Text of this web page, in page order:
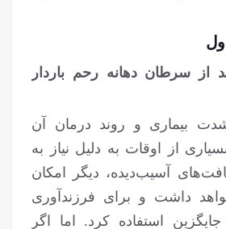
از سرطان دهانه رحم باردار
بیماری و روند درمان آن
از اوقات به دلیل نیاز به
آسیب‌دیده، دیگر امکان
داشت و برای فرزندآوری
استفاده کرد. اما اگر